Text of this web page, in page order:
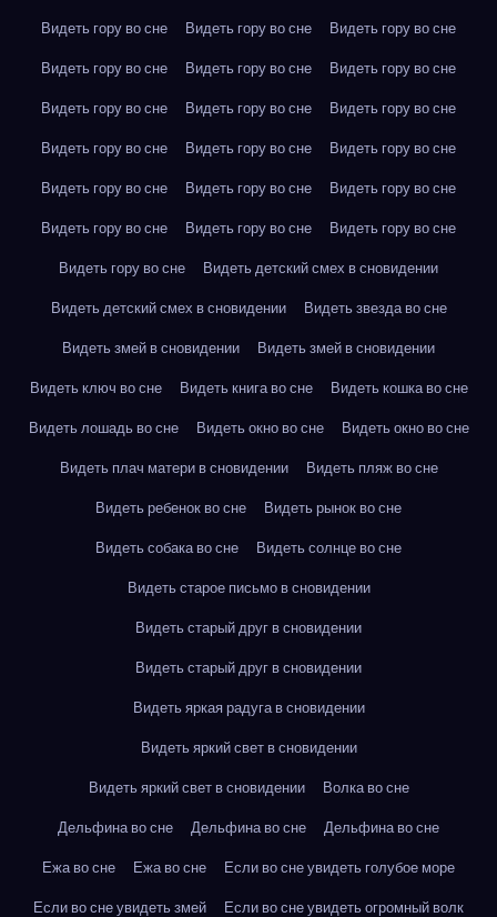
Видеть гору во сне
Видеть гору во сне
Видеть гору во сне
Видеть гору во сне
Видеть гору во сне
Видеть гору во сне
Видеть гору во сне
Видеть гору во сне
Видеть гору во сне
Видеть гору во сне
Видеть гору во сне
Видеть гору во сне
Видеть гору во сне
Видеть гору во сне
Видеть гору во сне
Видеть гору во сне
Видеть гору во сне
Видеть гору во сне
Видеть гору во сне
Видеть детский смех в сновидении
Видеть детский смех в сновидении
Видеть звезда во сне
Видеть змей в сновидении
Видеть змей в сновидении
Видеть ключ во сне
Видеть книга во сне
Видеть кошка во сне
Видеть лошадь во сне
Видеть окно во сне
Видеть окно во сне
Видеть плач матери в сновидении
Видеть пляж во сне
Видеть ребенок во сне
Видеть рынок во сне
Видеть собака во сне
Видеть солнце во сне
Видеть старое письмо в сновидении
Видеть старый друг в сновидении
Видеть старый друг в сновидении
Видеть яркая радуга в сновидении
Видеть яркий свет в сновидении
Видеть яркий свет в сновидении
Волка во сне
Дельфина во сне
Дельфина во сне
Дельфина во сне
Ежа во сне
Ежа во сне
Если во сне увидеть голубое море
Если во сне увидеть змей
Если во сне увидеть огромный волк